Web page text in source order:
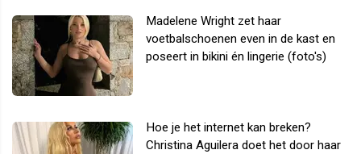
Madelene Wright zet haar
voetbalschoenen even in de kast en
poseert in bikini én lingerie (foto's)
Hoe je het internet kan breken?
Christina Aguilera doet het door haar